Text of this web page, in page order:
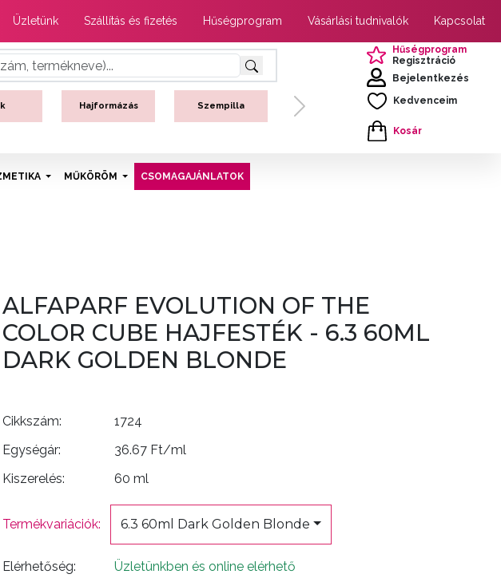
Üzletünk Szállítás és fizetés Hűségprogram Vásárlási tudnivalók Kapcsolat
Hajformázás Szempilla
Next
Hűségprogram
Regisztráció
Bejelentkezés
Kedvenceim
Kosár
MŰKÖRÖM CSOMAGAJÁNLATOK
ALFAPARF EVOLUTION OF THE
COLOR CUBE HAJFESTÉK - 6.3 60ML
DARK GOLDEN BLONDE
Cikkszám:
1724
Egységár:
36.67 Ft/ml
Kiszerelés:
60 ml
Termékvariációk: 6.3 60ml Dark Golden Blonde
Elérhetőség: Üzletünkben és online elérhető